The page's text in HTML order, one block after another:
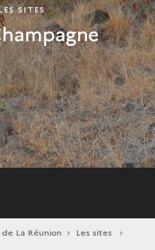
COLLECTION
SITES
La Réunion
Les sites